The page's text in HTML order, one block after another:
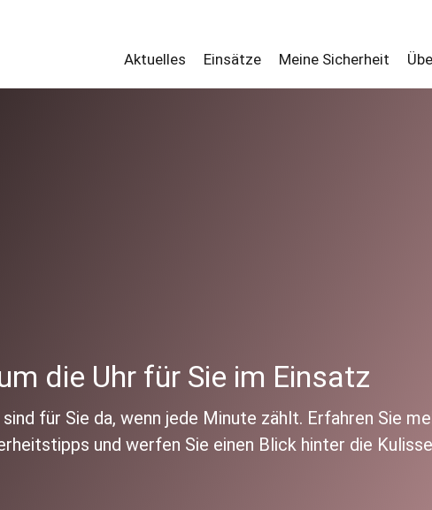
Aktuelles Einsätze Meine Sicherheit
die Uhr für Sie im Einsatz
für Sie da, wenn jede Minute zählt. Erfahren Sie
und werfen Sie einen Blick hinter die